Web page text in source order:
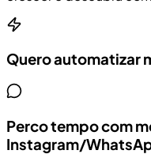
Quero automatizar
Perco tempo com
Instagram/